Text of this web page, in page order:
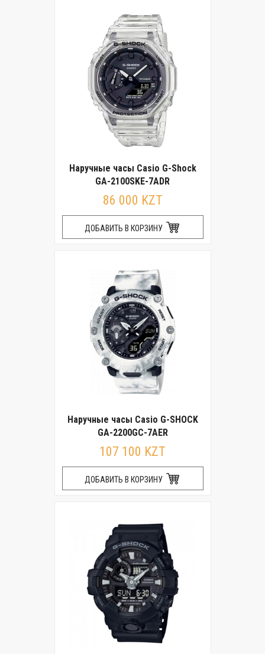
Наручные часы Casio G-Shock
GA-2100SKE-7ADR
86 000 KZT
ДОБАВИТЬ В КОРЗИНУ
Наручные часы Casio G-SHOCK
GA-2200GC-7AER
107 100 KZT
ДОБАВИТЬ В КОРЗИНУ